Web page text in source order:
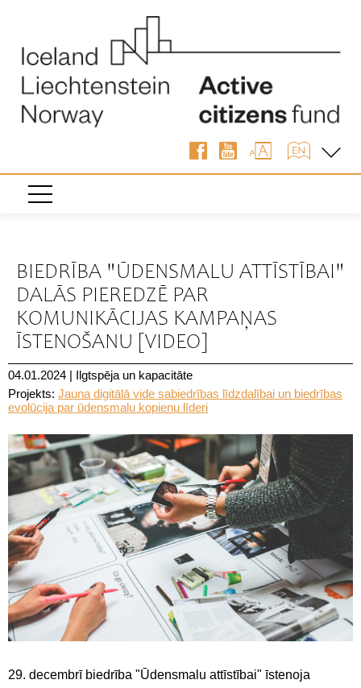
BIEDRĪBA "ŪDENSMALU ATTĪSTĪBAI"
DALĀS PIEREDZĒ PAR
KOMUNIKĀCIJAS KAMPAŅAS
ĪSTENOŠANU [VIDEO]
04.01.2024 | Ilgtspēja un kapacitāte
Projekts: Jauna digitālā vide sabiedrības līdzdalībai un biedrības
evolūcija par ūdensmalu kopienu līderi
29. decembrī biedrība "Ūdensmalu attīstībai" īstenoja